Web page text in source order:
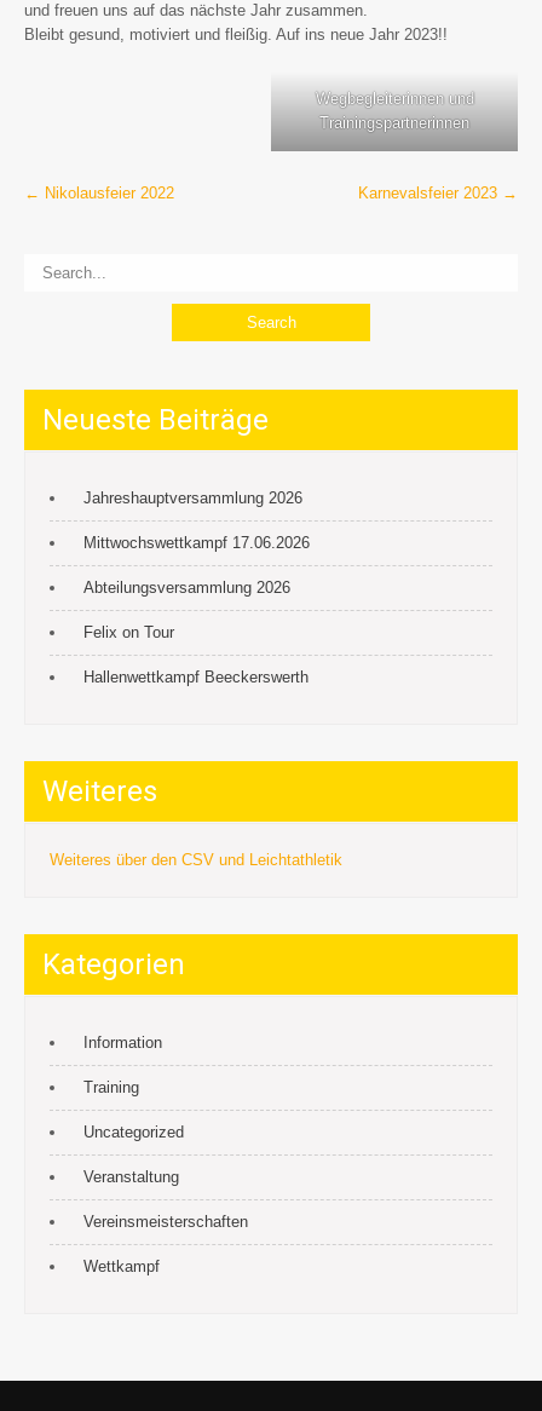
und freuen uns auf das nächste Jahr zusammen.
Bleibt gesund, motiviert und fleißig. Auf ins neue Jahr 2023!!
Wegbegleiterinnen und
Trainingspartnerinnen
Post
← Nikolausfeier 2022 Karnevalsfeier 2023 →
Neueste Beiträge
Jahreshauptversammlung 2026
Mittwochswettkampf 17.06.2026
Abteilungsversammlung 2026
Felix on Tour
Hallenwettkampf Beeckerswerth
Weiteres
Weiteres über den CSV und Leichtathletik
Kategorien
Information
Training
Uncategorized
Veranstaltung
Vereinsmeisterschaften
Wettkampf